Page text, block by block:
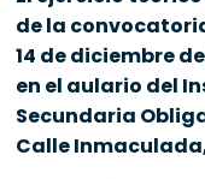
de la
14 de diciembre
en el aulario del
Secundaria
Calle